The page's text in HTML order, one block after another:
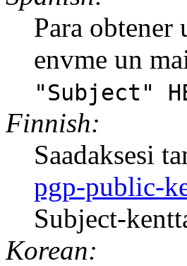
Para obtener
envme un
"Subject"
Finnish:
Saadaksesi
pgp-public-
Subject-
Korean: